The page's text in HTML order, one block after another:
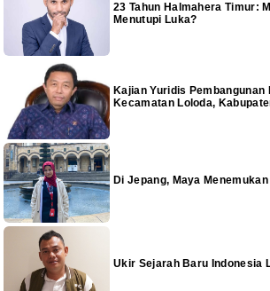
23 Tahun Halmahera Timur:
Menutupi Luka?
Kajian Yuridis
Kecamatan Loloda,
Di Jepang, Maya
Ukir Sejarah Baru Indonesia